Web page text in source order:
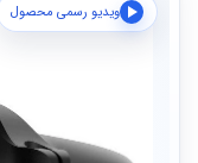
ویدیو رسمی محصول